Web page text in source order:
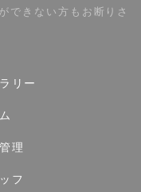
できない方もお断りさ
リー
理
フ